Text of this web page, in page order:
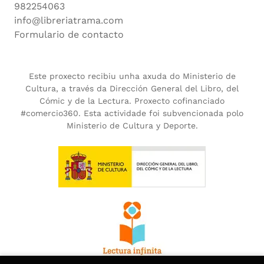
982254063
info@libreriatrama.com
Formulario de contacto
Este proxecto recibiu unha axuda do Ministerio de
Cultura, a través da Dirección General del Libro, del
Cómic y de la Lectura. Proxecto cofinanciado
#comercio360. Esta actividade foi subvencionada polo
Ministerio de Cultura y Deporte.